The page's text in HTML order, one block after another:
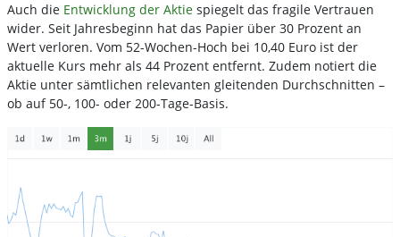
Auch die Entwicklung der Aktie spiegelt das fragile Vertrauen
wider. Seit Jahresbeginn hat das Papier über 30 Prozent an
Wert verloren. Vom 52-Wochen-Hoch bei 10,40 Euro ist der
aktuelle Kurs mehr als 44 Prozent entfernt. Zudem notiert die
Aktie unter sämtlichen relevanten gleitenden Durchschnitten –
ob auf 50-, 100- oder 200-Tage-Basis.